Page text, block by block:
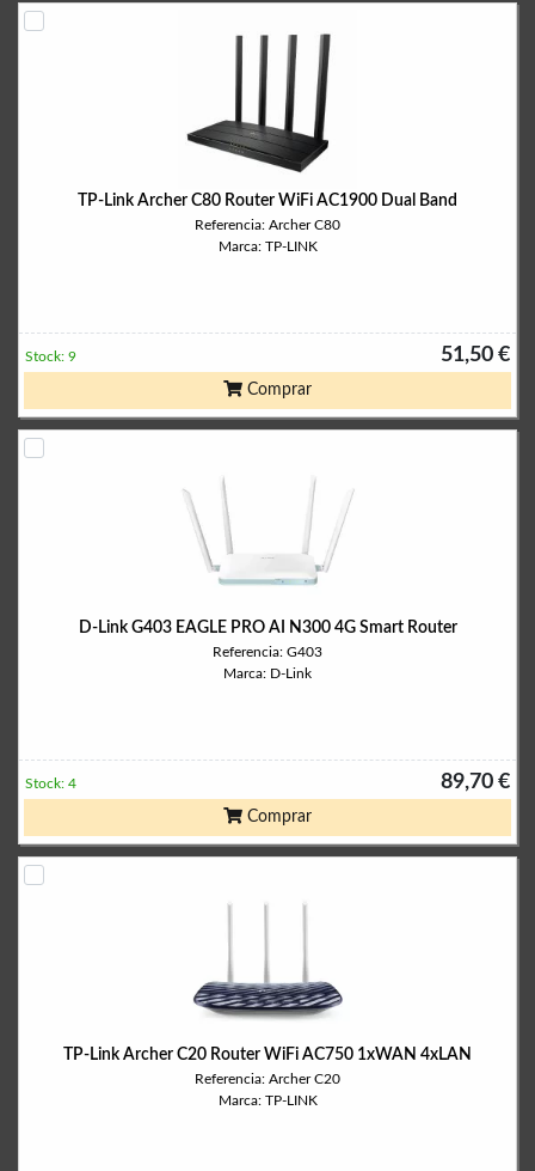
TP-Link Archer C80 Router WiFi AC1900 Dual Band
Referencia: Archer C80
Marca: TP-LINK
51,50 €
Stock: 9
Comprar
D-Link G403 EAGLE PRO AI N300 4G Smart Router
Referencia: G403
Marca: D-Link
89,70 €
Stock: 4
Comprar
TP-Link Archer C20 Router WiFi AC750 1xWAN 4xLAN
Referencia: Archer C20
Marca: TP-LINK